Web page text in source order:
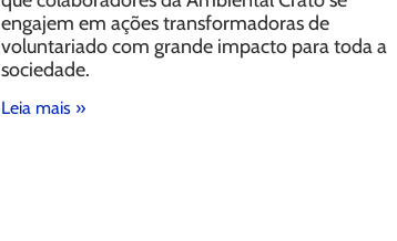
engajem em ações transformadoras de
voluntariado com grande impacto para toda a
sociedade.
Leia mais »